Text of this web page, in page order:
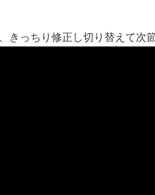
きっちり修正し切り替えて次